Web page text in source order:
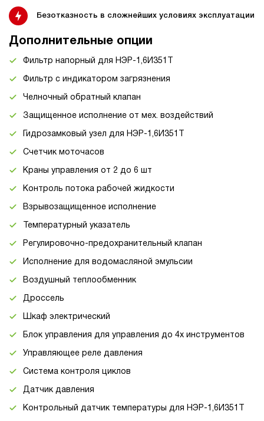
Безотказность в сложнейших условиях эксплуатации
Дополнительные опции
Фильтр напорный для НЭР-1,6И351Т
Фильтр с индикатором загрязнения
Челночный обратный клапан
Защищенное исполнение от мех. воздействий
Гидрозамковый узел для НЭР-1,6И351Т
Счетчик моточасов
Краны управления от 2 до 6 шт
Контроль потока рабочей жидкости
Взрывозащищенное исполнение
Температурный указатель
Регулировочно-предохранительный клапан
Исполнение для водомасляной эмульсии
Воздушный теплообменник
Дроссель
Шкаф электрический
Блок управления для управления до 4х инструментов
Управляющее реле давления
Система контроля циклов
Датчик давления
Контрольный датчик температуры для НЭР-1,6И351Т